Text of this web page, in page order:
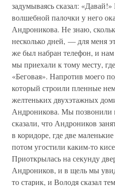
задумываясь сказал:
волшебной палочки у него
Андроникова. Не знаю,
несколько дней, — для меня
же был набран телефон, и
мы приехали к тому месту,
«Беговая». Напротив моего
который строили пленные
желтеньких двухэтажных
Андроникова. Мы позвонили
сказали, что Андроников
в коридоре, где две
потом угостили каким-то
Приоткрылась на секунду
Андроников, и в щель мы
то старик, и Володя сказал